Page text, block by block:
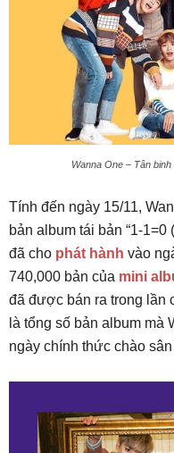
Wanna One – Tân
Tính đến ngày 15/11,
bản album tái bản “1-1=0
đã cho phát hành vào
740,000 bản của mini
đã được bán ra trong lần
là tổng số bản album mà
ngày chính thức chào sân